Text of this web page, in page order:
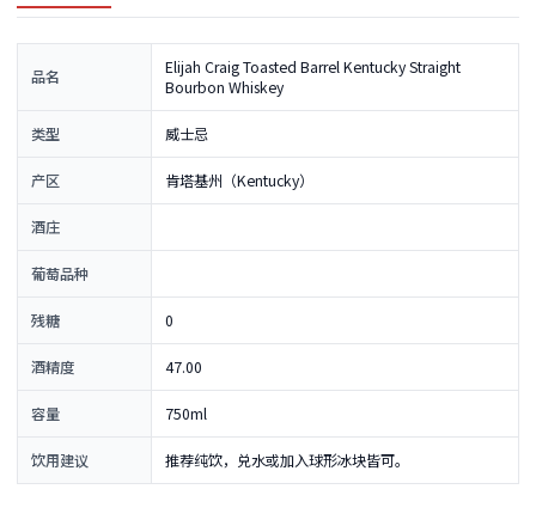
品名
Elijah Craig Toasted Barrel Kentucky Straight
Bourbon Whiskey
类型 威士忌
产区 肯塔基州（Kentucky）
酒庄
葡萄品种
残糖 0
酒精度 47.00
容量 750ml
饮用建议 推荐纯饮，兑水或加入球形冰块皆可。